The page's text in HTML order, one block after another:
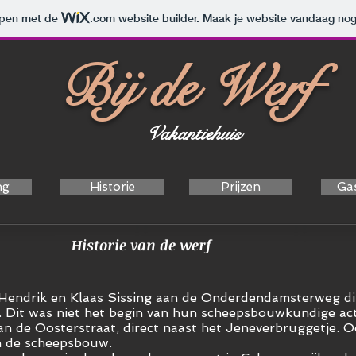
met de .com website builder. Maak je website vandaag
Bij de Werf
Vakantiehuis
en Klaas Sissing aan de Onderdendamsterweg
was niet het begin van hun scheepsbouwkundige
de Oosterstraat, direct naast het Jeneverbruggetje.
scheepsbouw.
Historie van de werf
Prijzen
Historie